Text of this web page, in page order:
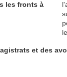
les fronts à
et des